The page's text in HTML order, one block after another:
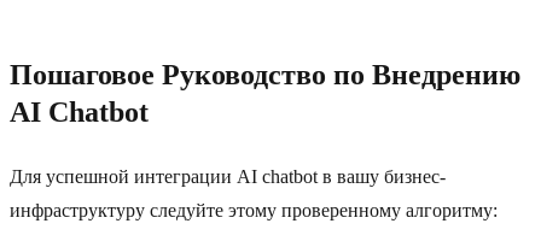
Пошаговое Руководство по Внедрению
AI Chatbot
Для успешной интеграции AI chatbot в вашу бизнес-
инфраструктуру следуйте этому проверенному алгоритму: